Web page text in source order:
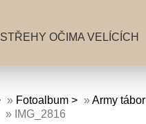
OČIMA VELÍCÍCH
» Fotoalbum »Army tábor
» IMG_2816